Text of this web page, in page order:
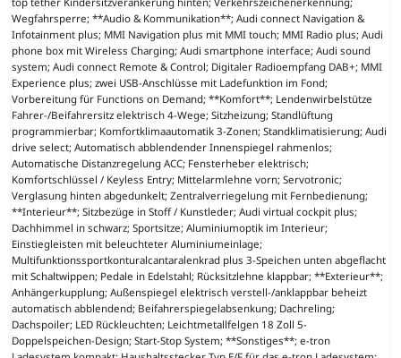
Wegfahrsperre; **Audio & Kommunikation**; Audi connect Navigation &
Infotainment plus; MMI Navigation plus mit MMI touch; MMI Radio plus; Audi
phone box mit Wireless Charging; Audi smartphone interface; Audi sound
system; Audi connect Remote & Control; Digitaler Radioempfang DAB+; MMI
Experience plus; zwei USB-Anschlüsse mit Ladefunktion im Fond;
Vorbereitung für Functions on Demand; **Komfort**; Lendenwirbelstütze
Fahrer-/Beifahrersitz elektrisch 4-Wege; Sitzheizung; Standlüftung
programmierbar; Komfortklimaautomatik 3-Zonen; Standklimatisierung; Audi
drive select; Automatisch abblendender Innenspiegel rahmenlos;
Automatische Distanzregelung ACC; Fensterheber elektrisch;
Komfortschlüssel / Keyless Entry; Mittelarmlehne vorn; Servotronic;
Verglasung hinten abgedunkelt; Zentralverriegelung mit Fernbedienung;
**Interieur**; Sitzbezüge in Stoff / Kunstleder; Audi virtual cockpit plus;
Dachhimmel in schwarz; Sportsitze; Aluminiumoptik im Interieur;
Einstiegleisten mit beleuchteter Aluminiumeinlage;
Multifunktionssportkonturalcantaralenkrad plus 3-Speichen unten abgeflacht
mit Schaltwippen; Pedale in Edelstahl; Rücksitzlehne klappbar; **Exterieur**;
Anhängerkupplung; Außenspiegel elektrisch verstell-/anklappbar beheizt
automatisch abblendend; Beifahrerspiegelabsenkung; Dachreling;
Dachspoiler; LED Rückleuchten; Leichtmetallfelgen 18 Zoll 5-
Doppelspeichen-Design; Start-Stop System; **Sonstiges**; e-tron